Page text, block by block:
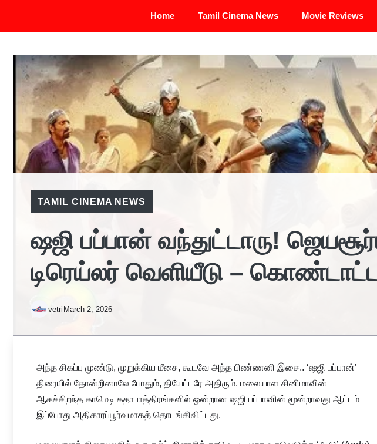
Home Tamil Cinema News Movie Reviews
TAMIL CINEMA NEWS
ஷஜி பப்பான் வந்துட்டாரு!
டிரெய்லர் வெளியீடு –
vetri March 2, 2026
அந்த சிகப்பு முண்டு, முறுக்கிய மீசை, கூடவே அந்த பிண்ணனி இசை.. ‘ஷஜி பப்பான்’
திரையில் தோன்றினாலே போதும், தியேட்டரே அதிரும். மலையாள சினிமாவின்
ஆகச்சிறந்த காமெடி கதாபாத்திரங்களில் ஒன்றான ஷஜி பப்பானின் மூன்றாவது ஆட்டம்
இப்போது அதிகாரப்பூர்வமாகத் தொடங்கிவிட்டது.